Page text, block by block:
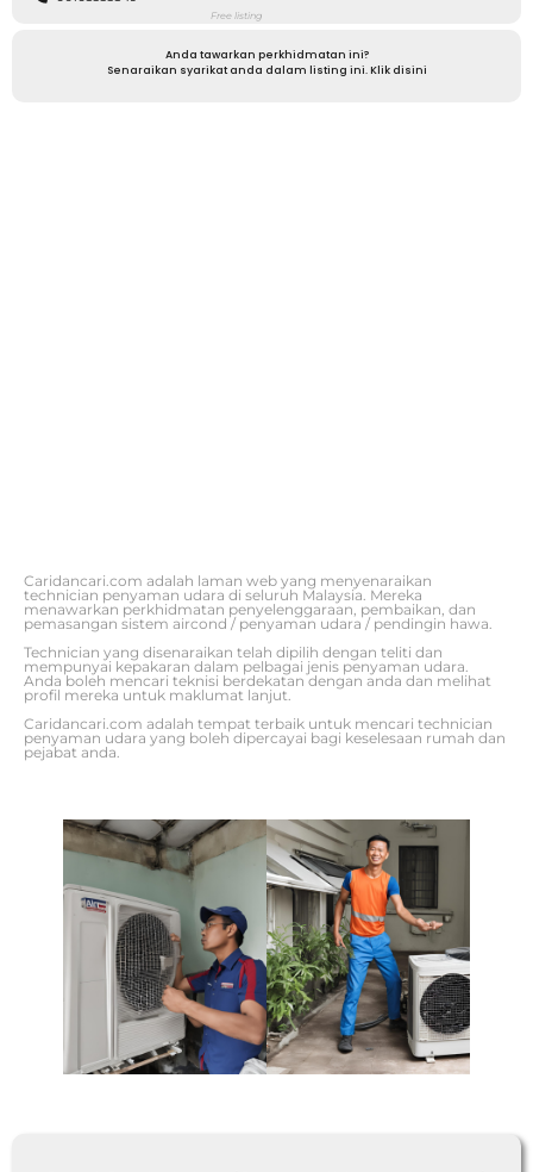
Free listing
Anda tawarkan perkhidmatan ini?
Senaraikan syarikat anda dalam listing ini. Klik disini
Caridancari.com adalah laman web yang menyenaraikan
technician penyaman udara di seluruh Malaysia. Mereka
menawarkan perkhidmatan penyelenggaraan, pembaikan, dan
pemasangan sistem aircond / penyaman udara / pendingin hawa.
Technician yang disenaraikan telah dipilih dengan teliti dan
mempunyai kepakaran dalam pelbagai jenis penyaman udara.
Anda boleh mencari teknisi berdekatan dengan anda dan melihat
profil mereka untuk maklumat lanjut.
Caridancari.com adalah tempat terbaik untuk mencari technician
penyaman udara yang boleh dipercayai bagi keselesaan rumah dan
pejabat anda.